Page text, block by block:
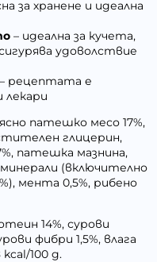
за хранене и идеална
– идеална за кучета,
удоволствие
– рецептата е
патешко месо 17%,
глицерин,
патешка мазнина,
(включително
мента 0,5%, рибено
14%, сурови
фибри 1,5%, влага
100 g.